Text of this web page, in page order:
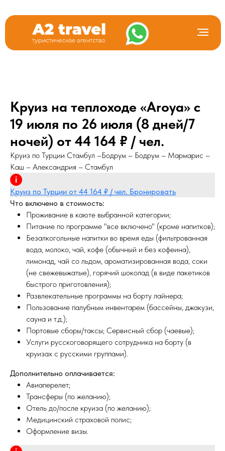
Круиз на теплоходе «Aroya» с
19 июля по 26 июля (8 дней/7
ночей) от 44 164 ₽ / чел.
Круиз по Турции Стамбул –Бодрум – Бодрум – Мармарис –
Каш – Александрия – Стамбул
Круиз по Турции от 44 164 ₽ / чел. Бронировать
Что включено в стоимость:
Проживание в каюте выбранной категории;
Питание по программе "все включено" (кроме напитков);
Безалкогольные напитки во время еды (фильтрованная
вода, молоко, чай, кофе (обычный и без кофеина),
лимонад, чай со льдом, ароматизированная вода, соки
(не свежевыжатые), горячий шоколад (в виде пакетиков
быстрого приготовления);
Развлекательные программы на борту лайнера;
Пользование палубным инвентарем (бассейны, джакузи,
сауна и т.д.);
Портовые сборы/таксы; Сервисный сбор (чаевые);
Услуги русскоговорящего сотрудника на борту (в
круизах с русскими группами).
Дополнительно оплачивается:
Авиаперелет;
Трансферы (по желанию);
Отель до/после круиза (по желанию);
Медицинский страховой полис;
Оформление визы.
Подбор тура с личным
турагентом
Экономьте время и нервы.
Делегируйте подбор тура